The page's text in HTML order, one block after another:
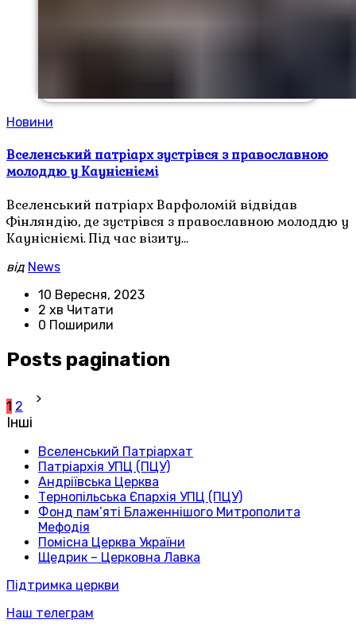
Новини
Вселенський патріарх зустрівся з православною
молоддю у Каунісніємі
Вселенський патріарх Варфоломій відвідав
Фінляндію, де зустрівся з православною молоддю у
Каунісніємі. Під час візиту…
від News
10 Вересня, 2023
2 хв Читати
0 Поширили
Posts pagination
1 2
Інші
Вселенський Патріархат
Патріархія УПЦ (ПЦУ)
Андріївська Церква
Тернопільська Єпархія УПЦ (ПЦУ)
Фонд пам’яті Блаженнішого Митрополита
Мефодія
Помісна Церква України
Щедрик – Церковна Лавка
Підтримка церкви
Наш телеграм